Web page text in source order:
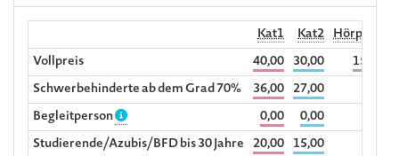
Kat1 Kat2
Hörplatz
Vollpreis
40,00 30,00 15,00
Schwerbehinderte ab dem Grad 70%
36,00
27,00
Begleitperson
0,00
0,00
Studierende/Azubis/BFD bis 30 Jahre
20,00
15,00